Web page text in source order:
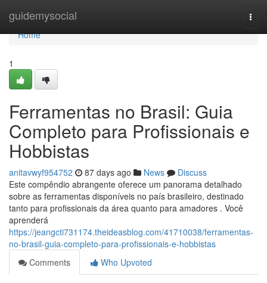
guidemysocial
Home
Home
1
Ferramentas no Brasil: Guia
Completo para Profissionais e
Hobbistas
anitavwyf954752 87 days ago News
Discuss
Este compêndio abrangente oferece um panorama detalhado
sobre as ferramentas disponíveis no país brasileiro, destinado
tanto para profissionais da área quanto para amadores . Você
aprenderá
https://jeangcti731174.theideasblog.com/41710038/ferramentas-
no-brasil-guia-completo-para-profissionais-e-hobbistas
Comments
Who Upvoted